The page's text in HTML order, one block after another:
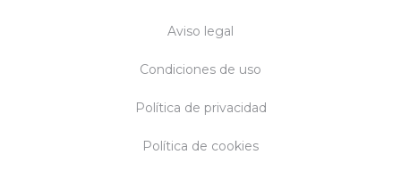
Aviso legal
Condiciones de uso
Política de privacidad
Política de cookies